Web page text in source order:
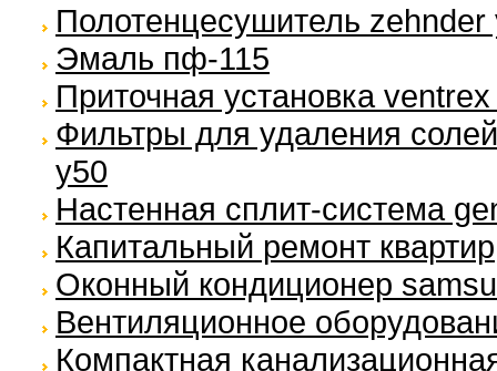
Полотенцесушитель
Эмаль пф-115
Приточная установка
Фильтры для удаления
у50
Настенная сплит-система
Капитальный ремонт квартир
Оконный кондиционер
Вентиляционное
Компактная